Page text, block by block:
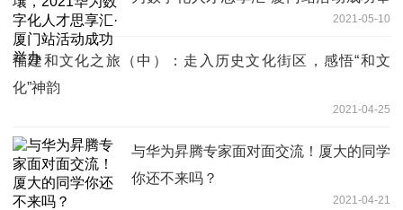
2021-05-10
福建和文化之旅（中）：走入历史文化街区，感悟“和文
化”神韵
2021-04-25
与华为昇腾专家面对面交流！厦大的同学
你还不来吗？
2021-04-21